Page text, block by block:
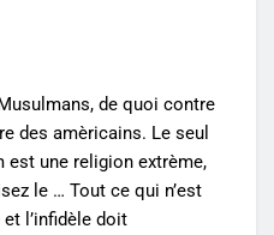
de quoi contre
des amèricains. Le seul
est une religion extrème,
le … Tout ce qui n’est
l’infidèle doit